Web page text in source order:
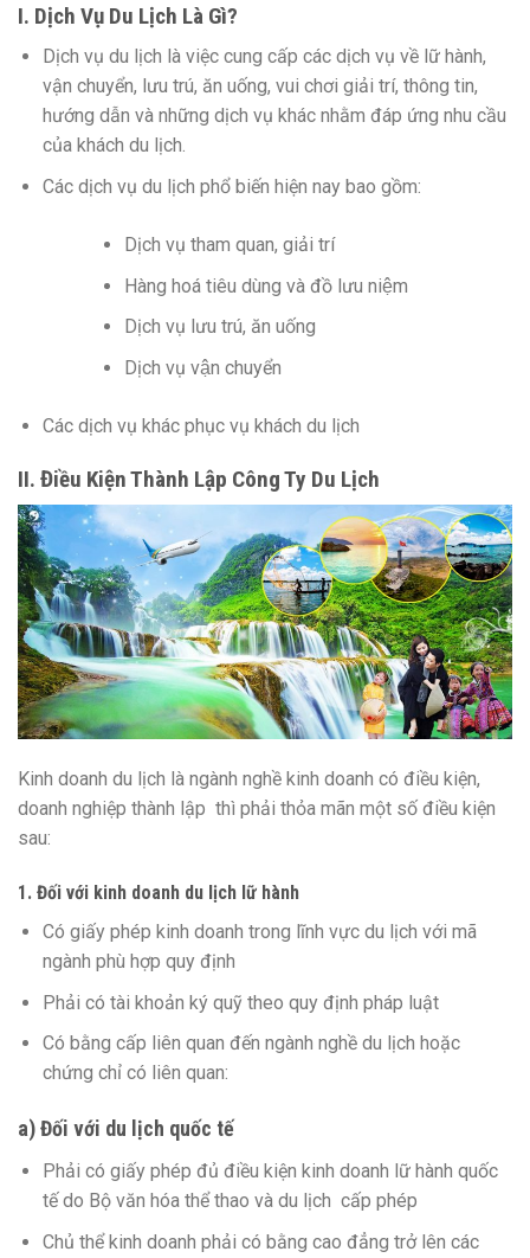
I. Dịch Vụ Du Lịch Là Gì?
Dịch vụ du lịch là việc cung cấp các dịch vụ về lữ hành,
vận chuyển, lưu trú, ăn uống, vui chơi giải trí, thông tin,
hướng dẫn và những dịch vụ khác nhằm đáp ứng nhu cầu
của khách du lịch.
Các dịch vụ du lịch phổ biến hiện nay bao gồm:
Dịch vụ tham quan, giải trí
Hàng hoá tiêu dùng và đồ lưu niệm
Dịch vụ lưu trú, ăn uống
Dịch vụ vận chuyển
Các dịch vụ khác phục vụ khách du lịch
II. Điều Kiện Thành Lập Công Ty Du Lịch
Kinh doanh du lịch là ngành nghề kinh doanh có điều kiện,
doanh nghiệp thành lập thì phải thỏa mãn một số điều kiện
sau:
1. Đối với kinh doanh du lịch lữ hành
Có giấy phép kinh doanh trong lĩnh vực du lịch với mã
ngành phù hợp quy định
Phải có tài khoản ký quỹ theo quy định pháp luật
Có bằng cấp liên quan đến ngành nghề du lịch hoặc
chứng chỉ có liên quan:
a) Đối với du lịch quốc tế
Phải có giấy phép đủ điều kiện kinh doanh lữ hành quốc
tế do Bộ văn hóa thể thao và du lịch cấp phép
Chủ thể kinh doanh phải có bằng cao đẳng trở lên các